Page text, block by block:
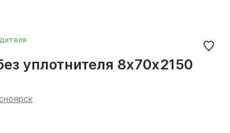
уплотнителя 8х70х2150